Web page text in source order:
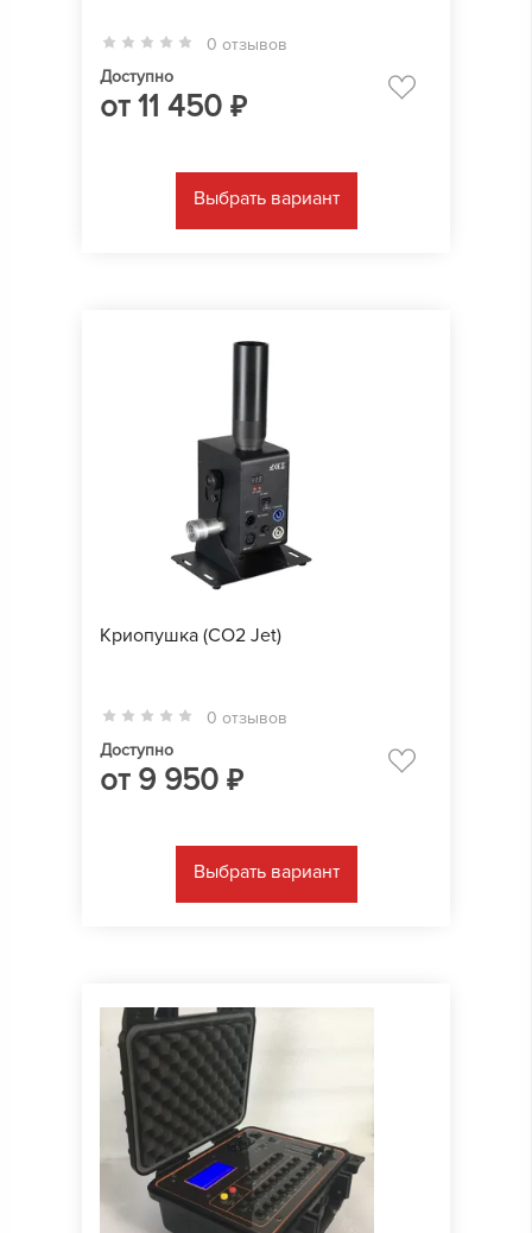
0 отзывов
Доступно
от11 450 ₽
Выбрать вариант
Криопушка (CO2 Jet)
0 отзывов
Доступно
от 9 950 ₽
Выбрать вариант